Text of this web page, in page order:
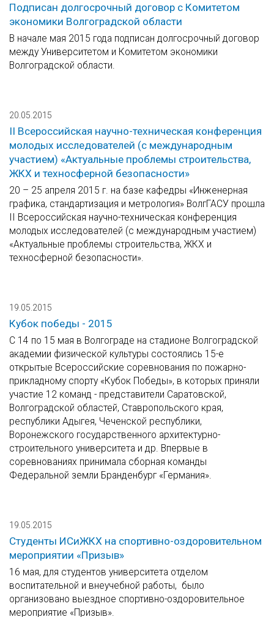
Подписан долгосрочный договор с Комитетом
экономики Волгоградской области
В начале мая 2015 года подписан долгосрочный договор
между Университетом и Комитетом экономики
Волгоградской области.
20.05.2015
II Всероссийская научно-техническая конференция
молодых исследователей (с международным
участием) «Актуальные проблемы строительства,
ЖКХ и техносферной безопасности»
20 – 25 апреля 2015 г. на базе кафедры «Инженерная
графика, стандартизация и метрология» ВолгГАСУ прошла
II Всероссийская научно-техническая конференция
молодых исследователей (с международным участием)
«Актуальные проблемы строительства, ЖКХ и
техносферной безопасности».
19.05.2015
Кубок победы - 2015
С 14 по 15 мая в Волгограде на стадионе Волгоградской
академии физической культуры состоялись 15-е
открытые Всероссийские соревнования по пожарно-
прикладному спорту «Кубок Победы», в которых приняли
участие 12 команд - представители Саратовской,
Волгоградской областей, Ставропольского края,
республики Адыгея, Чеченской республики,
Воронежского государственного архитектурно-
строительного университета и др. Впервые в
соревнованиях принимала сборная команды
Федеральной земли Бранденбург «Германия».
19.05.2015
Студенты ИСиЖКХ на спортивно-оздоровительном
мероприятии «Призыв»
16 мая, для студентов университета отделом
воспитательной и внеучебной работы, было
организовано выездное спортивно-оздоровительное
мероприятие «Призыв».